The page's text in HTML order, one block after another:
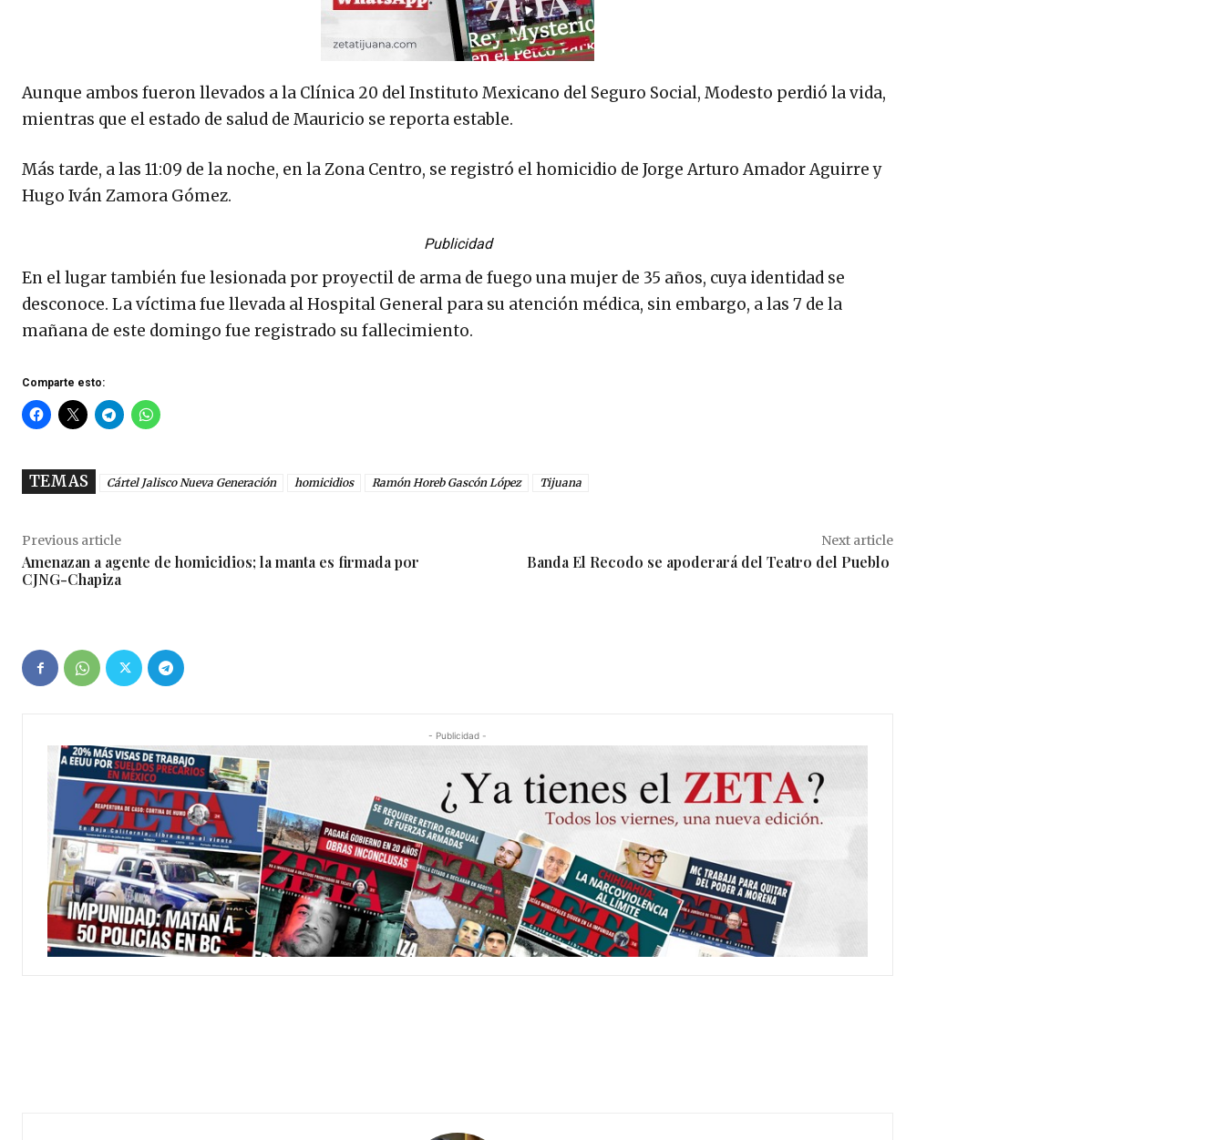
Aunque ambos fueron llevados a la Clínica 20 del Instituto Mexicano del Seguro Social, Modesto perdió la vida,
mientras que el estado de salud de Mauricio se reporta estable.
Más tarde, a las 11:09 de la noche, en la Zona Centro, se registró el homicidio de Jorge Arturo Amador Aguirre y
Hugo Iván Zamora Gómez.
Publicidad
En el lugar también fue lesionada por proyectil de arma de fuego una mujer de 35 años, cuya identidad se
desconoce. La víctima fue llevada al Hospital General para su atención médica, sin embargo, a las 7 de la
mañana de este domingo fue registrado su fallecimiento.
Comparte esto:
TEMAS Cártel Jalisco Nueva Generación homicidios Ramón Horeb Gascón López Tijuana
Previous article
Amenazan a agente de homicidios; la manta es firmada por
CJNG-Chapiza
Next article
Banda El Recodo se apoderará del Teatro del Pueblo
- Publicidad -